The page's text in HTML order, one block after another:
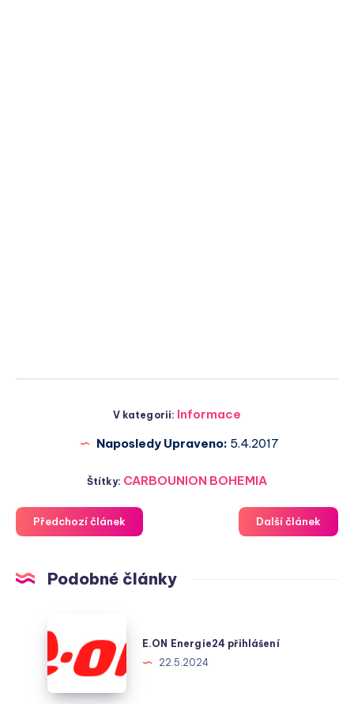
V kategorii: Informace
Naposledy Upraveno: 5.4.2017
Štítky: CARBOUNION BOHEMIA
Předchozí článek Další článek
Podobné články
Energie24
přihlášení
E.ON Energie24 přihlášení
22.5.2024